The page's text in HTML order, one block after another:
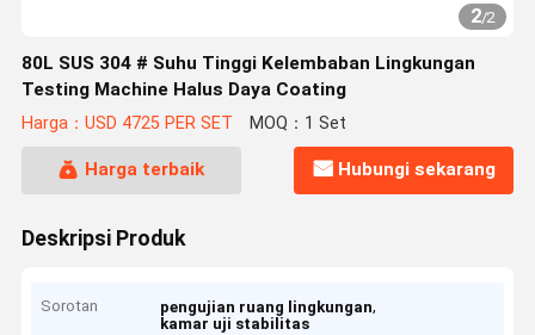
2/2
80L SUS 304 # Suhu Tinggi Kelembaban Lingkungan
Testing Machine Halus Daya Coating
Harga：USD 4725 PER SET MOQ：1 Set
Harga terbaik Hubungi sekarang
Deskripsi Produk
Sorotan pengujian ruang lingkungan,
kamar uji stabilitas